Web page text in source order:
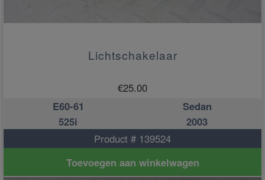
Lichtschakelaar
€25.00
E60-61
Sedan
525i
2003
Product # 139524
Toevoegen aan winkelwagen